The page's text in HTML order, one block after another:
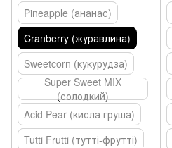
Pineapple (ананас)
Cranberry (журавлина)
Sweetcorn (кукурудза)
Super Sweet MIX
(солодкий)
Acid Pear (кисла груша)
Tutti Frutti (тутті-фрутті)